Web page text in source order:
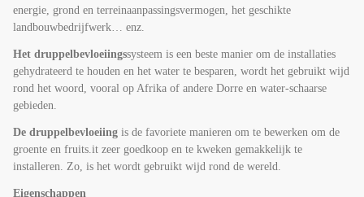
energie, grond en terreinaanpassingsvermogen, het geschikte
landbouwbedrijfwerk… enz.
Het druppelbevloeiingssysteem is een beste manier om de installaties
gehydrateerd te houden en het water te besparen, wordt het gebruikt wijd
rond het woord, vooral op Afrika of andere Dorre en water-schaarse
gebieden.
De druppelbevloeiing is de favoriete manieren om te bewerken om de
groente en fruits.it zeer goedkoop en te kweken gemakkelijk te
installeren. Zo, is het wordt gebruikt wijd rond de wereld.
Eigenschappen